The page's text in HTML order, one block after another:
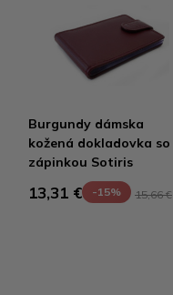
Burgundy dámska
kožená dokladovka so
zápinkou Sotiris
13,31 € -15% 15,66 €